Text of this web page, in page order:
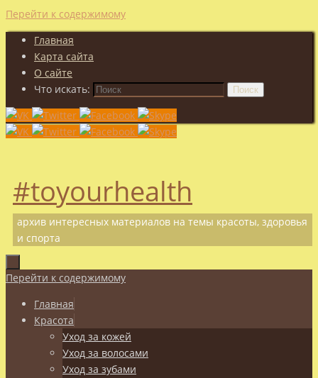
Перейти к содержимому
Главная
Карта сайта
О сайте
Что искать:
Поиск
#toyourhealth
архив интересных материалов на темы красоты, здоровья
и спорта
Перейти к содержимому
Главная
Красота
Уход за кожей
Уход за волосами
Уход за зубами